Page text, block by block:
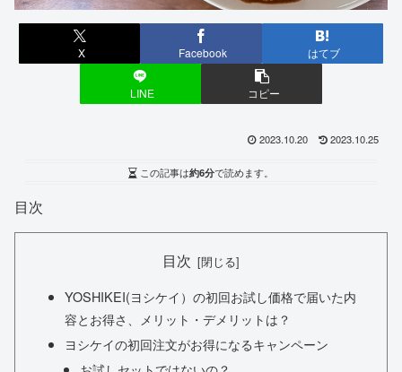
X Facebook はてブ
LINE コピー
2023.10.20 2023.10.25
この記事は約6分で読めます。
目次
目次
YOSHIKEI(ヨシケイ）の初回お試し価格で届いた内
容とお得さ、メリット・デメリットは？
ヨシケイの初回注文がお得になるキャンペーン